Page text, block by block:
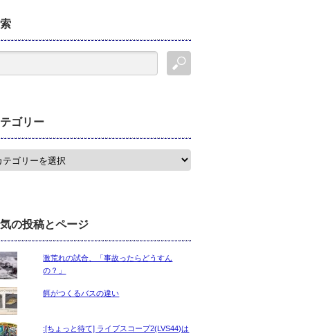
ゴリー
の投稿とページ
激荒れの試合、「事故ったらどうすん
の？」
餌がつくるバスの違い
:[ちょっと待て] ライブスコープ2(LVS44)は